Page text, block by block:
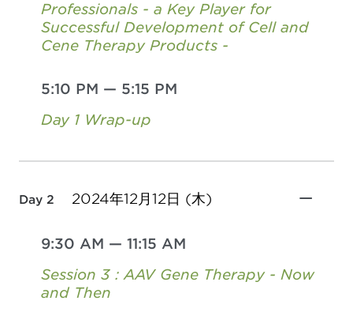
Professionals - a Key Player for
Successful Development of Cell and
Cene Therapy Products -
5:10 PM — 5:15 PM
Day 1 Wrap-up
Day 2 2024年12月12日 (木)
9:30 AM — 11:15 AM
Session 3 : AAV Gene Therapy - Now
and Then